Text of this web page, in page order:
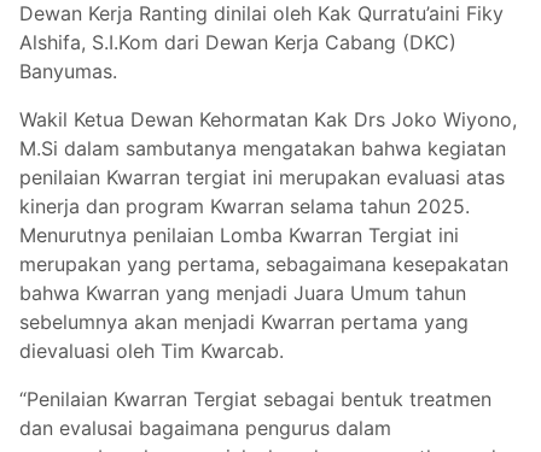
Dewan Kerja Ranting dinilai oleh Kak Qurratu’aini Fiky
Alshifa, S.I.Kom dari Dewan Kerja Cabang (DKC)
Banyumas.
Wakil Ketua Dewan Kehormatan Kak Drs Joko Wiyono,
M.Si dalam sambutanya mengatakan bahwa kegiatan
penilaian Kwarran tergiat ini merupakan evaluasi atas
kinerja dan program Kwarran selama tahun 2025.
Menurutnya penilaian Lomba Kwarran Tergiat ini
merupakan yang pertama, sebagaimana kesepakatan
bahwa Kwarran yang menjadi Juara Umum tahun
sebelumnya akan menjadi Kwarran pertama yang
dievaluasi oleh Tim Kwarcab.
“Penilaian Kwarran Tergiat sebagai bentuk treatmen
dan evalusai bagaimana pengurus dalam